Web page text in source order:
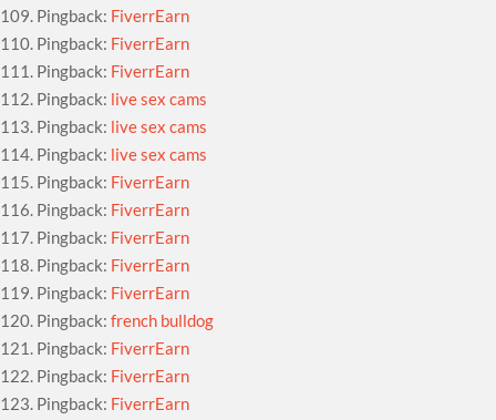
Pingback: FiverrEarn
Pingback: FiverrEarn
Pingback: FiverrEarn
Pingback: live sex cams
Pingback: live sex cams
Pingback: live sex cams
Pingback: FiverrEarn
Pingback: FiverrEarn
Pingback: FiverrEarn
Pingback: FiverrEarn
Pingback: FiverrEarn
Pingback:french bulldog
Pingback: FiverrEarn
Pingback: FiverrEarn
Pingback: FiverrEarn